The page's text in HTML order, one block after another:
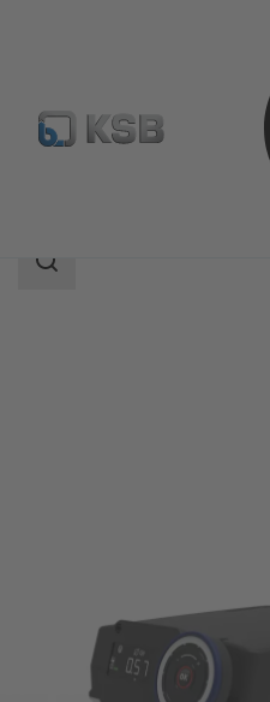
Catalogue produits
Champ